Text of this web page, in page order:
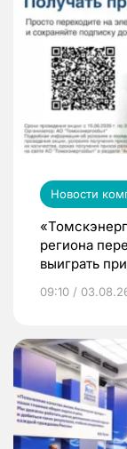
Новости
региона
выиграть
09:10 /